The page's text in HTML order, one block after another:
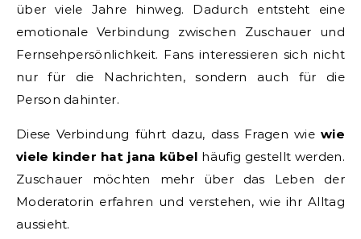
über viele Jahre hinweg. Dadurch entsteht eine
emotionale Verbindung zwischen Zuschauer und
Fernsehpersönlichkeit. Fans interessieren sich nicht
nur für die Nachrichten, sondern auch für die
Person dahinter.
Diese Verbindung führt dazu, dass Fragen wiewie
viele kinder hat jana kübel häufig gestellt werden.
Zuschauer möchten mehr über das Leben der
Moderatorin erfahren und verstehen, wie ihr Alltag
aussieht.